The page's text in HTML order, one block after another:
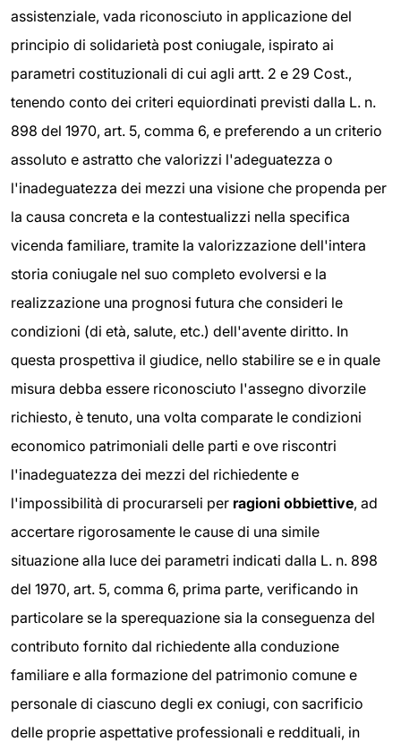
assistenziale, vada riconosciuto in applicazione del
principio di solidarietà post coniugale, ispirato ai
parametri costituzionali di cui agli artt. 2 e 29 Cost.,
tenendo conto dei criteri equiordinati previsti dalla L. n.
898 del 1970, art. 5, comma 6, e preferendo a un criterio
assoluto e astratto che valorizzi l'adeguatezza o
l'inadeguatezza dei mezzi una visione che propenda per
la causa concreta e la contestualizzi nella specifica
vicenda familiare, tramite la valorizzazione dell'intera
storia coniugale nel suo completo evolversi e la
realizzazione una prognosi futura che consideri le
condizioni (di età, salute, etc.) dell'avente diritto. In
questa prospettiva il giudice, nello stabilire se e in quale
misura debba essere riconosciuto l'assegno divorzile
richiesto, è tenuto, una volta comparate le condizioni
economico patrimoniali delle parti e ove riscontri
l'inadeguatezza dei mezzi del richiedente e
l'impossibilità di procurarseli per ragioni obbiettive, ad
accertare rigorosamente le cause di una simile
situazione alla luce dei parametri indicati dalla L. n. 898
del 1970, art. 5, comma 6, prima parte, verificando in
particolare se la sperequazione sia la conseguenza del
contributo fornito dal richiedente alla conduzione
familiare e alla formazione del patrimonio comune e
personale di ciascuno degli ex coniugi, con sacrificio
delle proprie aspettative professionali e reddituali, in